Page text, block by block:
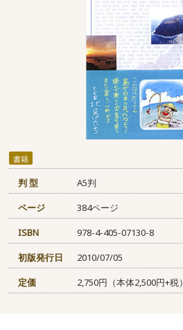
書籍
判 型
A5判
ページ
384ページ
ISBN
978-4-405-07130-8
初版発行日
2010/07/05
定価
2,750円（本体2,500円+税）